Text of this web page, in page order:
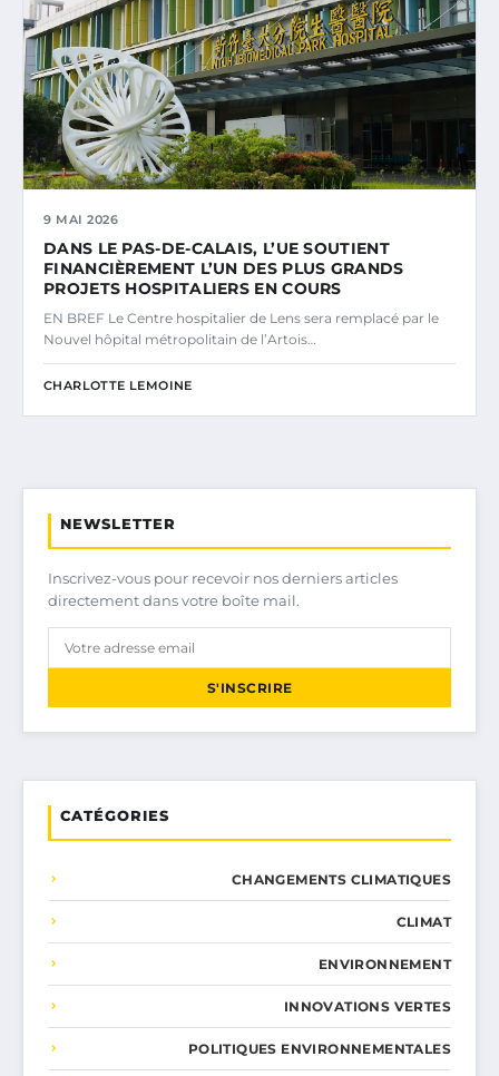
9 MAI 2026
DANS LE PAS-DE-CALAIS, L’UE SOUTIENT
FINANCIÈREMENT L’UN DES PLUS GRANDS
PROJETS HOSPITALIERS EN COURS
EN BREF Le Centre hospitalier de Lens sera remplacé par le
Nouvel hôpital métropolitain de l’Artois…
CHARLOTTE LEMOINE
NEWSLETTER
Inscrivez-vous pour recevoir nos derniers articles
directement dans votre boîte mail.
S'INSCRIRE
CATÉGORIES
CHANGEMENTS CLIMATIQUES
CLIMAT
ENVIRONNEMENT
INNOVATIONS VERTES
POLITIQUES ENVIRONNEMENTALES